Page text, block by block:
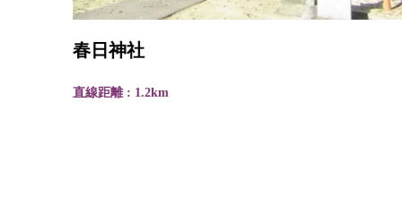
春日神社
直線距離 : 1.2km